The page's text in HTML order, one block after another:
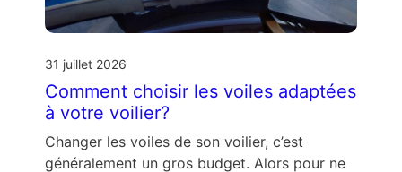
31 juillet 2026
Comment choisir les voiles adaptées
à votre voilier?
Changer les voiles de son voilier, c’est
généralement un gros budget. Alors pour ne